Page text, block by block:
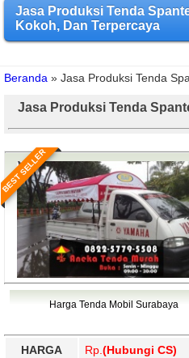
Jasa Produksi Tenda
Kokoh, Dan Terpercaya
Beranda » Jasa Produksi Tenda
Jasa Produksi Tenda
BEST SELLER
Harga Tenda Mobil Surabaya
HARGA Rp. (Hubungi CS)